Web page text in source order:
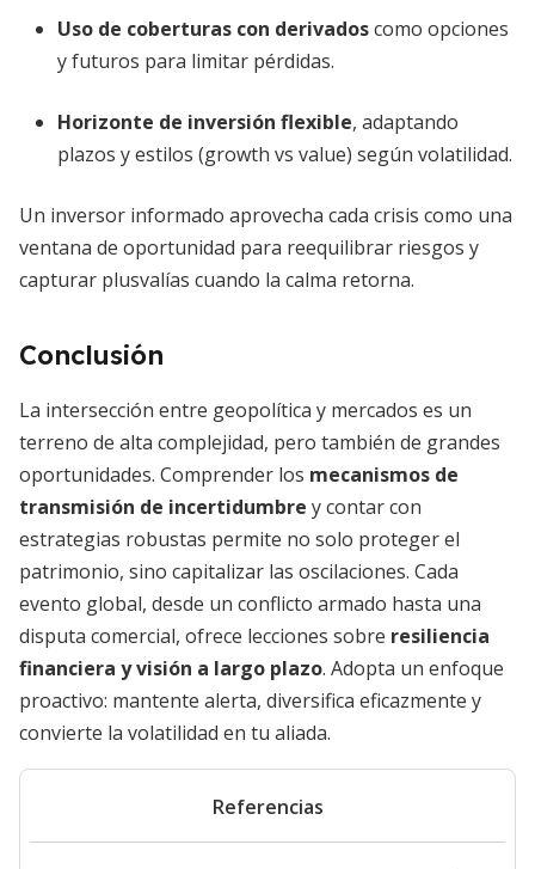
Uso de coberturas con derivadoscomo opciones
y futuros para limitar pérdidas.
Horizonte de inversión flexible, adaptando
plazos y estilos (growth vs value) según volatilidad.
Un inversor informado aprovecha cada crisis como una
ventana de oportunidad para reequilibrar riesgos y
capturar plusvalías cuando la calma retorna.
Conclusión
La intersección entre geopolítica y mercados es un
terreno de alta complejidad, pero también de grandes
oportunidades. Comprender los mecanismos de
transmisión de incertidumbre y contar con
estrategias robustas permite no solo proteger el
patrimonio, sino capitalizar las oscilaciones. Cada
evento global, desde un conflicto armado hasta una
disputa comercial, ofrece lecciones sobre resiliencia
financiera y visión a largo plazo. Adopta un enfoque
proactivo: mantente alerta, diversifica eficazmente y
convierte la volatilidad en tu aliada.
Referencias